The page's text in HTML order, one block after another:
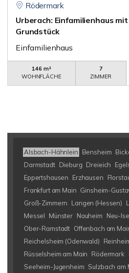
Rödermark
Urberach: Einfamilienhaus
Grundstück
Einfamilienhaus
146 m²
WOHNFLÄCHE
7
ZIMMER
Alsbach-Hähnlein Bensheim
Darmstadt Dieburg Dreieich
Eppertshausen
Erzhausen
Frankfurt am Main Ginsheim-
Groß-Zimmern
Langen (Hessen)
Messel
Münster Nauheim
Neu-
Ober-Ramstadt Offenbach am
Reichelsheim (Odenwald)
Rüsselsheim am Main
Rödermark
Seeheim-Jugenheim Sulzbach am